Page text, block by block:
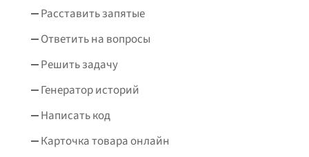
Расставить запятые
Ответить на вопросы
Решить задачу
Генератор историй
Написать код
Карточка товара онлайн